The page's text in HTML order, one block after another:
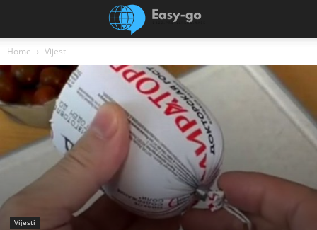
Home Vijesti
Vijesti